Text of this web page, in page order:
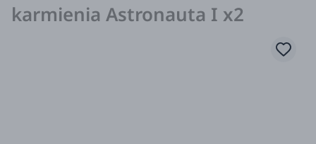
karmienia Astronauta I x2